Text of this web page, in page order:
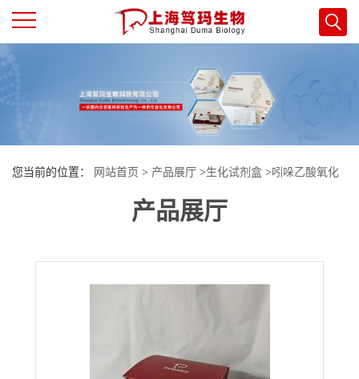
页
司
您当前的位置： 网站首页 > 产品展厅 >生化试剂盒 >吲哚乙酸氧化
产品展厅